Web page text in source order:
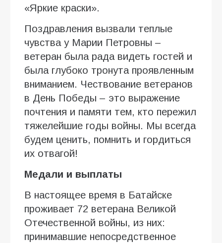
«Яркие краски».
Поздравления вызвали теплые
чувства у Марии Петровны –
ветеран была рада видеть гостей и
была глубоко тронута проявленным
вниманием. Чествование ветеранов
в День Победы – это выражение
почтения и памяти тем, кто пережил
тяжелейшие годы войны. Мы всегда
будем ценить, помнить и гордиться
их отвагой!
Медали и выплаты
В настоящее время в Батайске
проживает 72 ветерана Великой
Отечественной войны, из них:
принимавшие непосредственное